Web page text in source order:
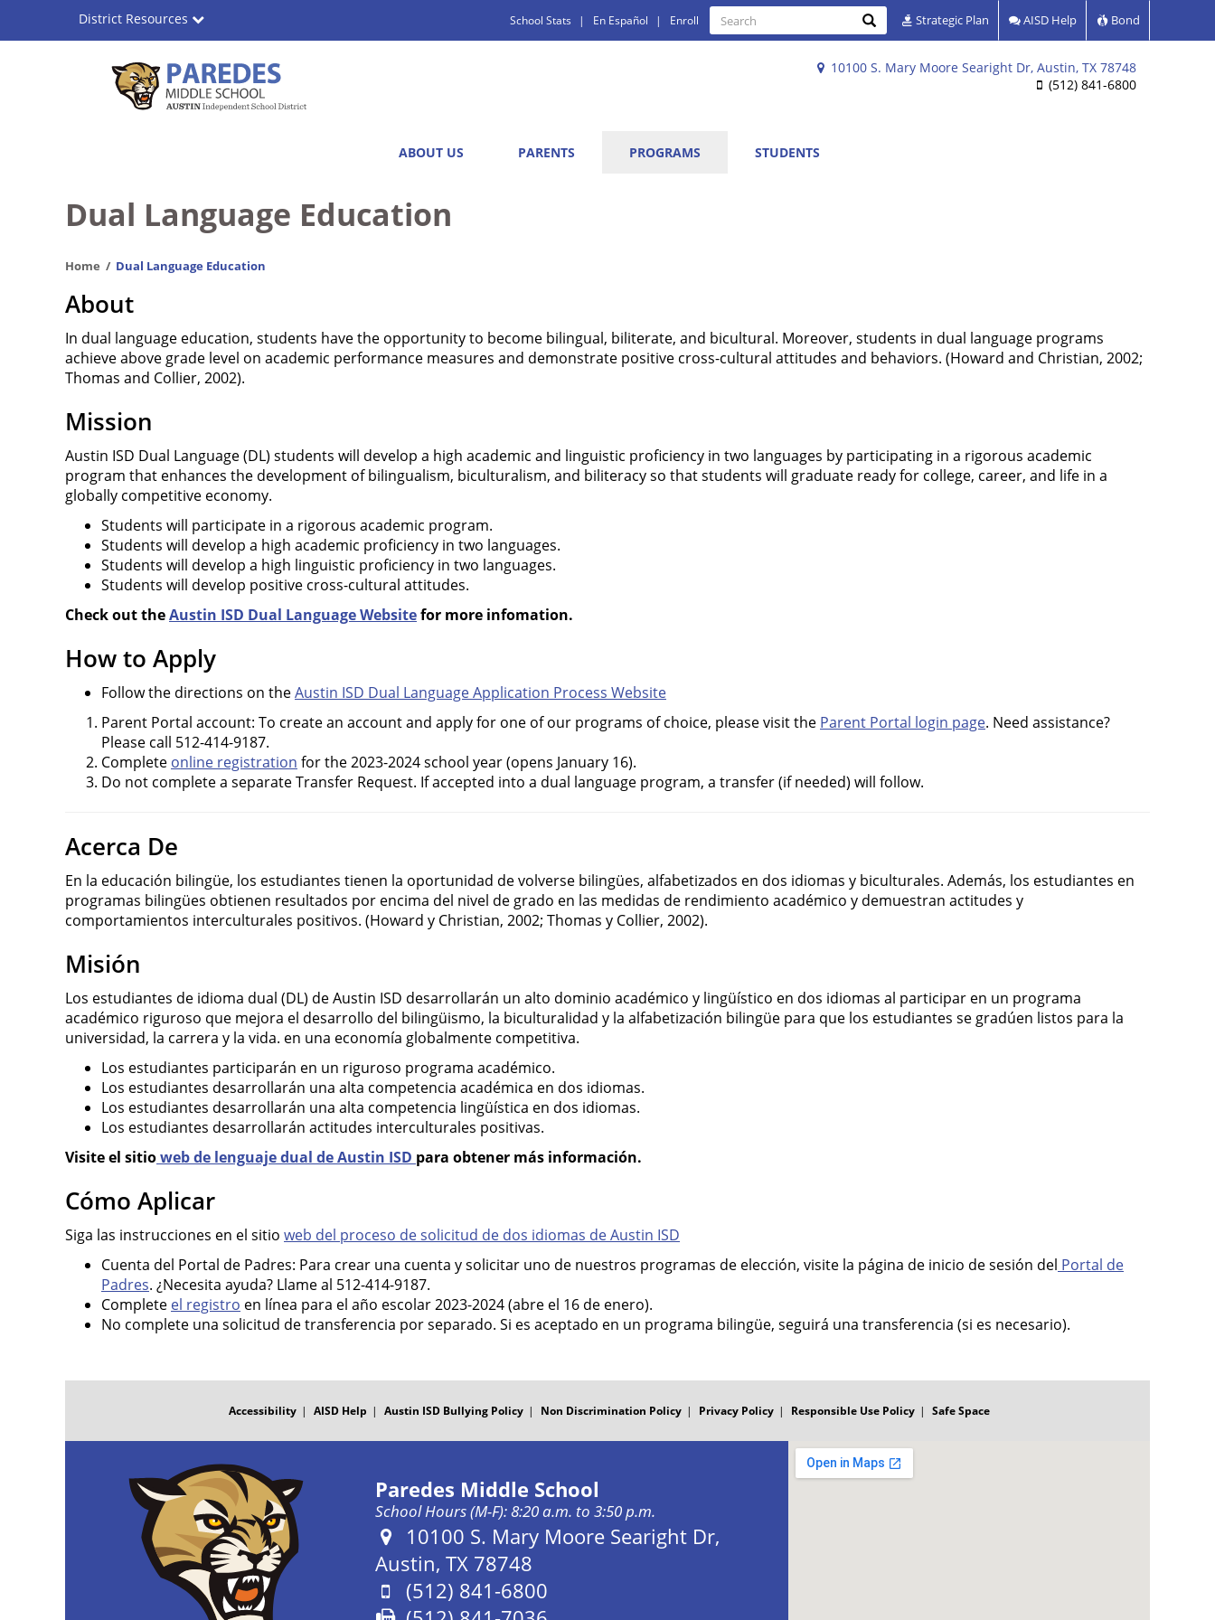
School
10100 S. Mary Moore Searight Dr, Austin, TX 78748
(512) 841-6800
District Resources
Quick
Links
School Stats En Español Enroll
Search
Search Search Strategic Plan AISD Help Bond
ABOUT US PARENTS PROGRAMS STUDENTS
Dual Language Education
Home Dual Language Education
About
In dual language education, students have the opportunity to become bilingual, biliterate, and bicultural. Moreover, students in dual language programs
achieve above grade level on academic performance measures and demonstrate positive cross-cultural attitudes and behaviors. (Howard and Christian, 2002;
Thomas and Collier, 2002).
Mission
Austin ISD Dual Language (DL) students will develop a high academic and linguistic proficiency in two languages by participating in a rigorous academic
program that enhances the development of bilingualism, biculturalism, and biliteracy so that students will graduate ready for college, career, and life in a
globally competitive economy.
Students will participate in a rigorous academic program.
Students will develop a high academic proficiency in two languages.
Students will develop a high linguistic proficiency in two languages.
Students will develop positive cross-cultural attitudes.
Check out theAustin ISD Dual Language Websitefor more infomation.
How to Apply
Follow the directions on theAustin ISD Dual Language Application Process Website
Parent Portal account: To create an account and apply for one of our programs of choice, please visit the Parent Portal login page. Need assistance?
Please call 512-414-9187.
Complete online registration for the 2023-2024 school year (opens January 16).
Do not complete a separate Transfer Request. If accepted into a dual language program, a transfer (if needed) will follow.
Acerca De
En la educación bilingüe, los estudiantes tienen la oportunidad de volverse bilingües, alfabetizados en dos idiomas y biculturales. Además, los estudiantes en
programas bilingües obtienen resultados por encima del nivel de grado en las medidas de rendimiento académico y demuestran actitudes y
comportamientos interculturales positivos. (Howard y Christian, 2002; Thomas y Collier, 2002).
Misión
Los estudiantes de idioma dual (DL) de Austin ISD desarrollarán un alto dominio académico y lingüístico en dos idiomas al participar en un programa
académico riguroso que mejora el desarrollo del bilingüismo, la biculturalidad y la alfabetización bilingüe para que los estudiantes se gradúen listos para la
universidad, la carrera y la vida. en una economía globalmente competitiva.
Los estudiantes participarán en un riguroso programa académico.
Los estudiantes desarrollarán una alta competencia académica en dos idiomas.
Los estudiantes desarrollarán una alta competencia lingüística en dos idiomas.
Los estudiantes desarrollarán actitudes interculturales positivas.
Visite el sitioweb de lenguaje dual de Austin ISD para obtener más información.
Cómo Aplicar
Siga las instrucciones en el sitio web del proceso de solicitud de dos idiomas de Austin ISD
Cuenta del Portal de Padres: Para crear una cuenta y solicitar uno de nuestros programas de elección, visite la página de inicio de sesión del Portal de
Padres. ¿Necesita ayuda? Llame al 512-414-9187.
Complete el registro en línea para el año escolar 2023-2024 (abre el 16 de enero).
No complete una solicitud de transferencia por separado. Si es aceptado en un programa bilingüe, seguirá una transferencia (si es necesario).
Accessibility AISD Help Austin ISD Bullying Policy Non Discrimination Policy Privacy Policy Responsible Use Policy Safe Space
Paredes Middle School
School Hours (M-F): 8:20 a.m. to 3:50 p.m.
Address:
10100 S. Mary Moore Searight Dr,
Austin, TX 78748
Phone:
(512) 841-6800